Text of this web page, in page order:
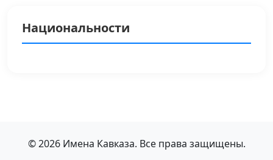
Национальности
© 2026 Имена Кавказа. Все права защищены.